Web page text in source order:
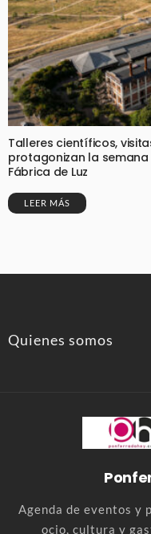
Talleres científicos,
protagonizan la semana
Fábrica de Luz
LEER MÁS
Quienes somos
Agenda de eventos y
ocio, cultura y